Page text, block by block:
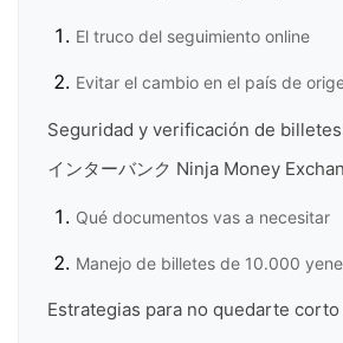
El truco del seguimiento online
Evitar el cambio en el país de
Seguridad y verificación de billetes
インターバンク Ninja Money
Qué documentos vas a necesitar
Manejo de billetes de 10.000
Estrategias para no quedarte